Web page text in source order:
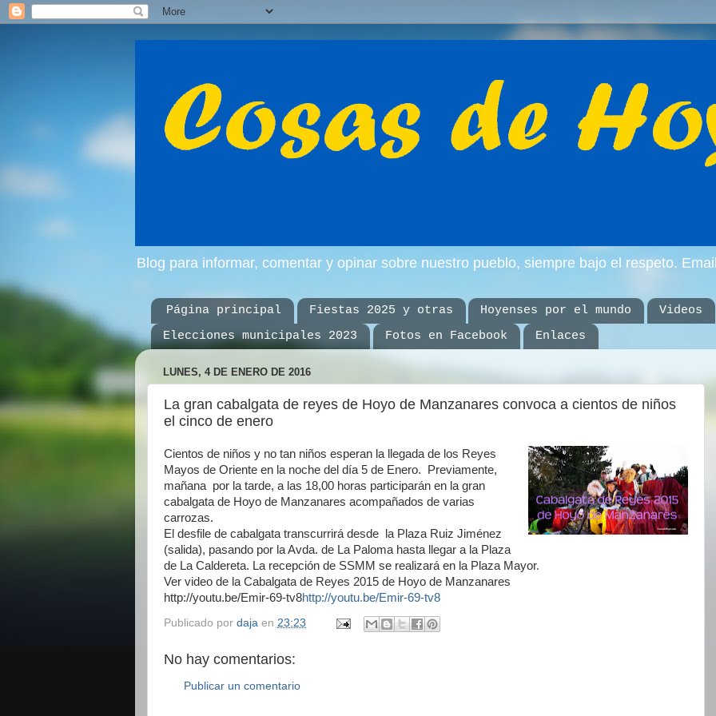
Blog para informar, comentar y opinar sobre nuestro pueblo, siempre bajo el respeto.
Página principal Fiestas 2025 y otras Hoyenses por el mundo
Videos
Elecciones municipales 2023
Fotos en Facebook Enlaces
LUNES, 4 DE ENERO DE 2016
La gran cabalgata de reyes de Hoyo de Manzanares convoca a cientos de niños
el cinco de enero
Cientos de niños y no tan niños esperan la llegada de los Reyes
Mayos de Oriente en la noche del día 5 de Enero. Previamente,
mañana por la tarde, a las 18,00 horas participarán en la gran
cabalgata de Hoyo de Manzanares acompañados de varias
carrozas.
El desfile de cabalgata transcurrirá desde la Plaza Ruiz Jiménez
(salida), pasando por la Avda. de La Paloma hasta llegar a la Plaza
de La Caldereta. La recepción de SSMM se realizará en la Plaza Mayor.
Ver video de la Cabalgata de Reyes 2015 de Hoyo de Manzanares
http://youtu.be/Emir-69-tv8http://youtu.be/Emir-69-tv8
Publicado por daja en 23:23
No hay comentarios:
Publicar un comentario